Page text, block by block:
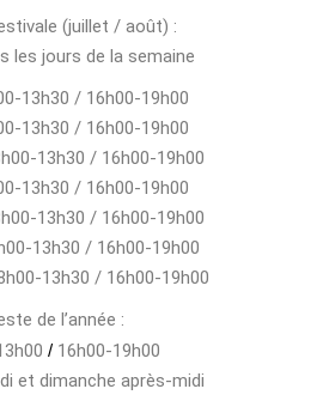
(juillet / août) :
les jours de la semaine
13h30 / 16h00-19h00
13h30 / 16h00-19h00
13h30 / 16h00-19h00
13h30 / 16h00-19h00
13h30 / 16h00-19h00
13h30 / 16h00-19h00
13h30 / 16h00-19h00
de l’année :
/ 16h00-19h00
et dimanche après-midi